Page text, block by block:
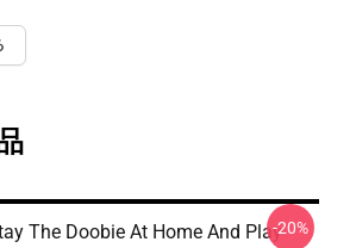
The Doobie At Home And Play-20%